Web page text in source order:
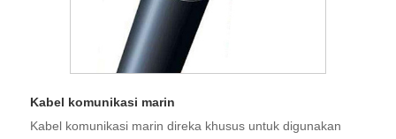
Kabel komunikasi marin
Kabel komunikasi marin direka khusus untuk digunakan